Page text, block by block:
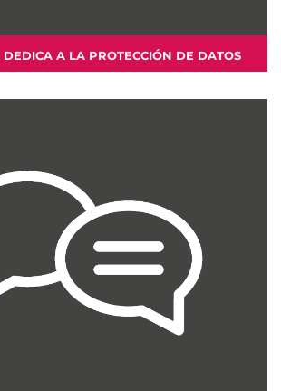
DEDICA A LA PROTECCIÓN DE DATOS